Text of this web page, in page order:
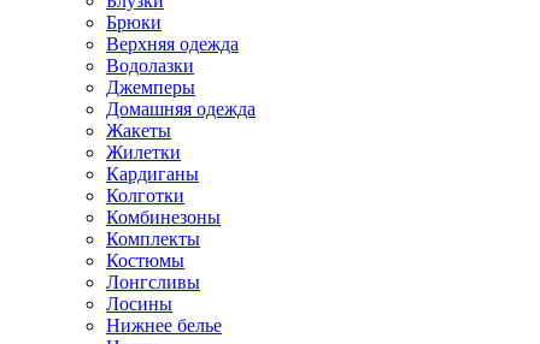
Брюки
Верхняя одежда
Водолазки
Джемперы
Домашняя одежда
Жакеты
Жилетки
Кардиганы
Колготки
Комбинезоны
Комплекты
Костюмы
Лонгсливы
Лосины
Нижнее белье